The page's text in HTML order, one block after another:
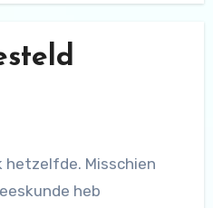
heb